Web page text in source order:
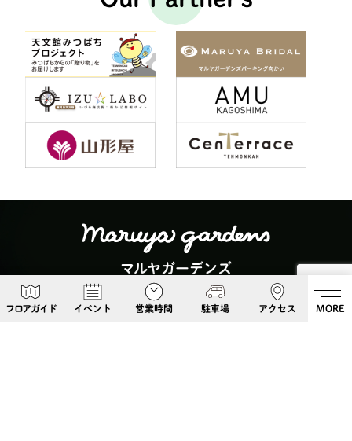
フロアガイド イベント 営業時間 駐車場 アクセス MORE
マルヤガーデンズ
〒892-0826 鹿児島県鹿児島市呉服町６−５